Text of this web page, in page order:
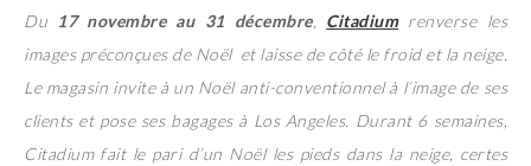
Du 17 novembre au 31 décembre, Citadiumrenverse les
images préconçues de Noël et laisse de côté le froid et la neige.
Le magasin invite à un Noël anti-conventionnel à l’image de ses
clients et pose ses bagages à Los Angeles. Durant 6 semaines,
Citadium fait le pari d’un Noël les pieds dans la neige, certes